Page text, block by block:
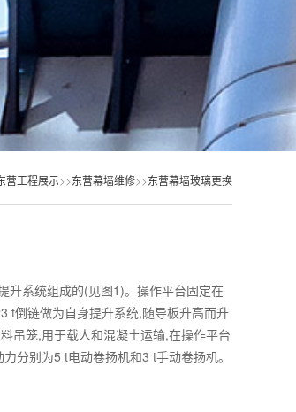
营工程展示>>东营幕墙维修>>东营幕墙玻璃更换
升系统组成的(见图1)。操作平台固定在
t倒链做为自身提升系统,随导板升高而升
吊笼,用于载人和混凝土运输,在操作平台
分别为5 t电动卷扬机和3 t手动卷扬机。